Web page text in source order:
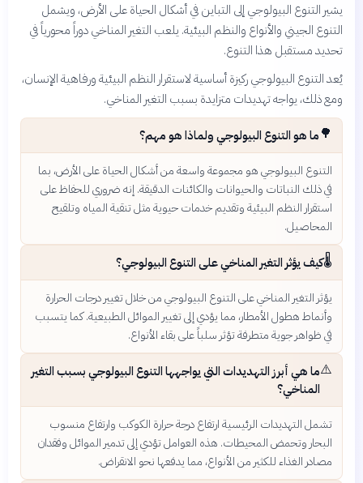
يشير التنوع البيولوجي إلى التباين في أشكال الحياة على الأرض، ويشمل
التنوع الجيني والأنواع والنظم البيئية. يلعب التغير المناخي دوراً محورياً في
تحديد مستقبل هذا التنوع.
يُعد التنوع البيولوجي ركيزة أساسية لاستقرار النظم البيئية ورفاهية الإنسان،
ومع ذلك، يواجه تهديدات متزايدة بسبب التغير المناخي.
🌳ما هو التنوع البيولوجي ولماذا هو مهم؟
التنوع البيولوجي هو مجموعة واسعة من أشكال الحياة على الأرض، بما
في ذلك النباتات والحيوانات والكائنات الدقيقة. إنه ضروري للحفاظ على
استقرار النظم البيئية وتقديم خدمات حيوية مثل تنقية المياه وتلقيح
المحاصيل.
🌡️كيف يؤثر التغير المناخي على التنوع البيولوجي؟
يؤثر التغير المناخي على التنوع البيولوجي من خلال تغيير درجات الحرارة
وأنماط هطول الأمطار، مما يؤدي إلى تغيير الموائل الطبيعية. كما يتسبب
في ظواهر جوية متطرفة تؤثر سلباً على بقاء الأنواع.
⚠️ما هي أبرز التهديدات التي يواجهها التنوع البيولوجي بسبب التغير
المناخي؟
تشمل التهديدات الرئيسية ارتفاع درجة حرارة الكوكب وارتفاع منسوب
البحار وتحمض المحيطات. هذه العوامل تؤدي إلى تدمير الموائل وفقدان
مصادر الغذاء للكثير من الأنواع، مما يدفعها نحو الانقراض.